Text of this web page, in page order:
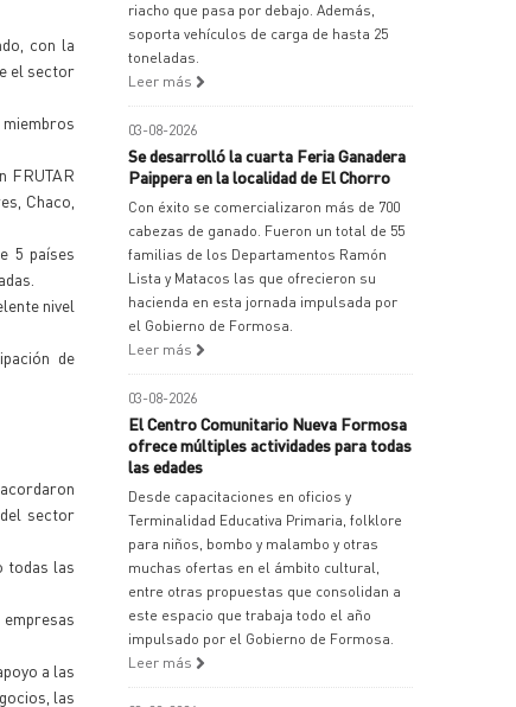
con la
el sector
FRUTAR
Chaco,
5 países
nivel
de
sector
todas las
a las
las
riacho que pasa por debajo. Además,
soporta vehículos de carga de hasta 25
toneladas.
Leer más
03-08-2026
Se desarrolló la cuarta Feria Ganadera
Paippera en la localidad de El Chorro
Con éxito se comercializaron más de 700
cabezas de ganado. Fueron un total de 55
familias de los Departamentos Ramón
Lista y Matacos las que ofrecieron su
hacienda en esta jornada impulsada por
el Gobierno de Formosa.
Leer más
03-08-2026
El Centro Comunitario Nueva Formosa
ofrece múltiples actividades para todas
las edades
Desde capacitaciones en oficios y
Terminalidad Educativa Primaria, folklore
para niños, bombo y malambo y otras
muchas ofertas en el ámbito cultural,
entre otras propuestas que consolidan a
este espacio que trabaja todo el año
impulsado por el Gobierno de Formosa.
Leer más